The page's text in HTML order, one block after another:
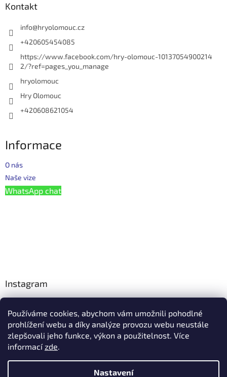
Používáme cookies, abychom vám umožnili pohodlné
prohlížení webu a díky analýze provozu webu neustále
zlepšovali jeho funkce, výkon a použitelnost. Více
informacízde.
Nastavení
Kontakt
info@hryolomouc.cz
+420605454085
https://www.facebook.com/hry-olomouc-10137054900214
2/?ref=pages_you_manage
hryolomouc
Hry Olomouc
+420608621054
Informace
O nás
Naše vize
WhatsApp chat
Instagram
Facebook